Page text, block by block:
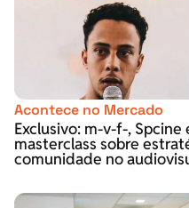
Acontece no Mercado
Exclusivo: m-v-f-, Spcine
masterclass sobre
comunidade no